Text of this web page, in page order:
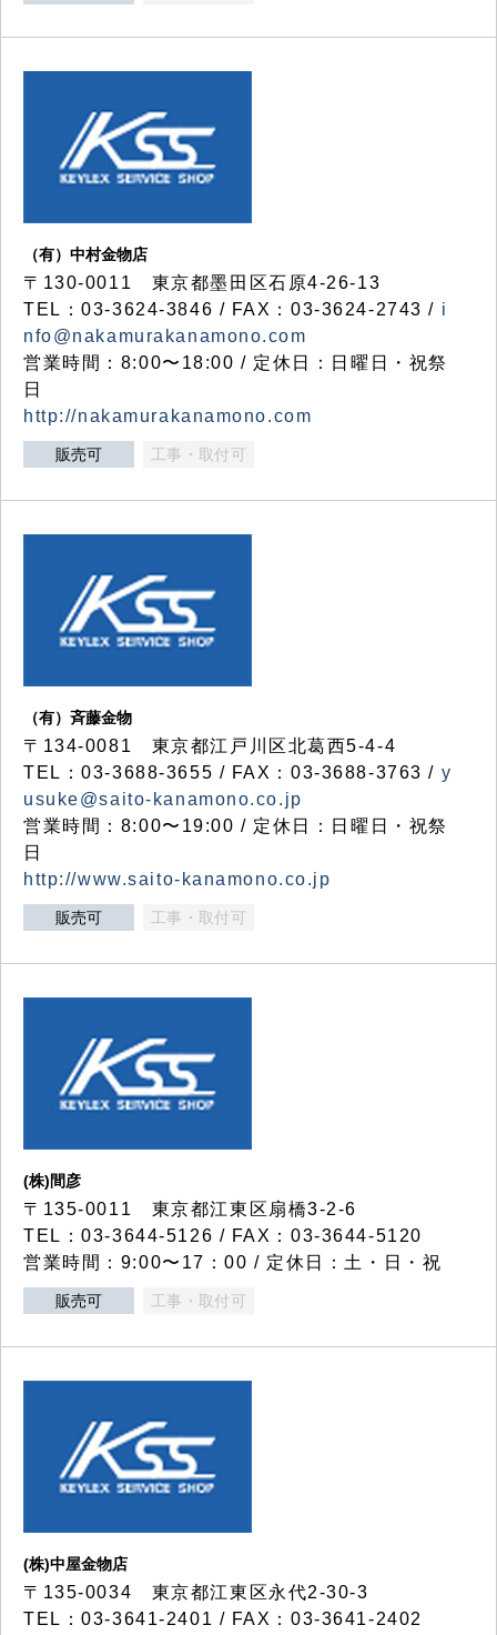
（有）中村金物店
〒130-0011 東京都墨田区石原4-26-13
TEL：03-3624-3846 / FAX：03-3624-2743 / i
nfo@nakamurakanamono.com
営業時間：8:00〜18:00 / 定休日：日曜日・祝祭
日
http://nakamurakanamono.com
販売可 工事・取付可
（有）斉藤金物
〒134-0081 東京都江戸川区北葛西5-4-4
TEL：03-3688-3655 / FAX：03-3688-3763 / y
usuke@saito-kanamono.co.jp
営業時間：8:00〜19:00 / 定休日：日曜日・祝祭
日
http://www.saito-kanamono.co.jp
販売可 工事・取付可
(株)間彦
〒135-0011 東京都江東区扇橋3-2-6
TEL：03-3644-5126 / FAX：03-3644-5120
営業時間：9:00〜17：00 / 定休日：土・日・祝
販売可 工事・取付可
(株)中屋金物店
〒135-0034 東京都江東区永代2-30-3
TEL：03-3641-2401 / FAX：03-3641-2402